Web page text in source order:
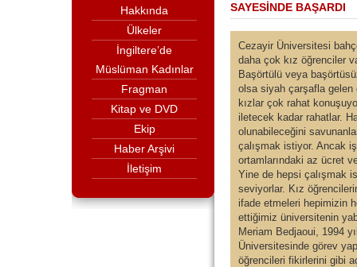
Hakkında
Ülkeler
İngiltere’de
Müslüman Kadınlar
Fragman
Kitap ve DVD
Ekip
Haber Arşivi
İletişim
SAYESİNDE BAŞARDI
Cezayir Üniversitesi
daha çok kız öğrenciler
Başörtülü veya
olsa siyah çarşafla gelen
kızlar çok rahat
iletecek kadar rahatlar.
olunabileceğini
çalışmak istiyor. Ancak
ortamlarındaki az ücret
Yine de hepsi çalışmak
seviyorlar. Kız
ifade etmeleri hepimizin
ettiğimiz üniversitenin
Meriam Bedjaoui, 1994
Üniversitesinde görev
öğrencileri fikirlerini gibi